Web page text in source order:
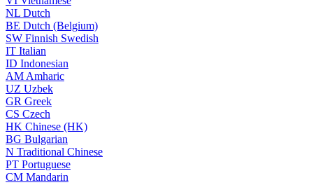
NL Dutch
BE Dutch (Belgium)
SW Finnish Swedish
IT Italian
ID Indonesian
AM Amharic
UZ Uzbek
GR Greek
CS Czech
HK Chinese (HK)
BG Bulgarian
N Traditional Chinese
PT Portuguese
CM Mandarin